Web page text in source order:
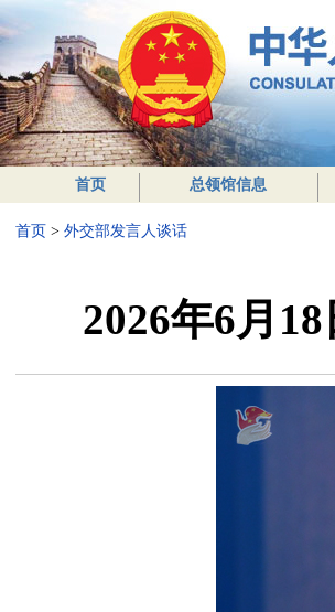
首页 总领馆信息
首页 > 外交部发言人谈话
2026年6月